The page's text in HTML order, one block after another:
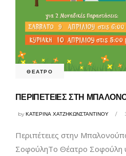
ΘΕΑΤΡΟ
ΠΕΡΙΠΕΤΕΙΕΣ ΣΤΗ
byΚΑΤΕΡΙΝΑ ΧΑΤΖΗΚΩΝΣΤΑΝΤΙΝΟΥ
Περιπέτειες στην
ΣοφούληΤο Θέατρο Σοφούλη